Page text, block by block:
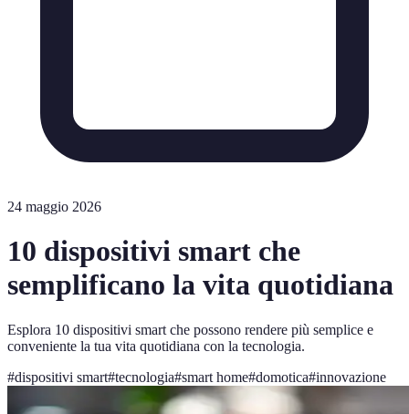
24 maggio 2026
10 dispositivi smart che
semplificano la vita quotidiana
Esplora 10 dispositivi smart che possono rendere più semplice e
conveniente la tua vita quotidiana con la tecnologia.
#dispositivi smart#tecnologia#smart home#domotica#innovazione